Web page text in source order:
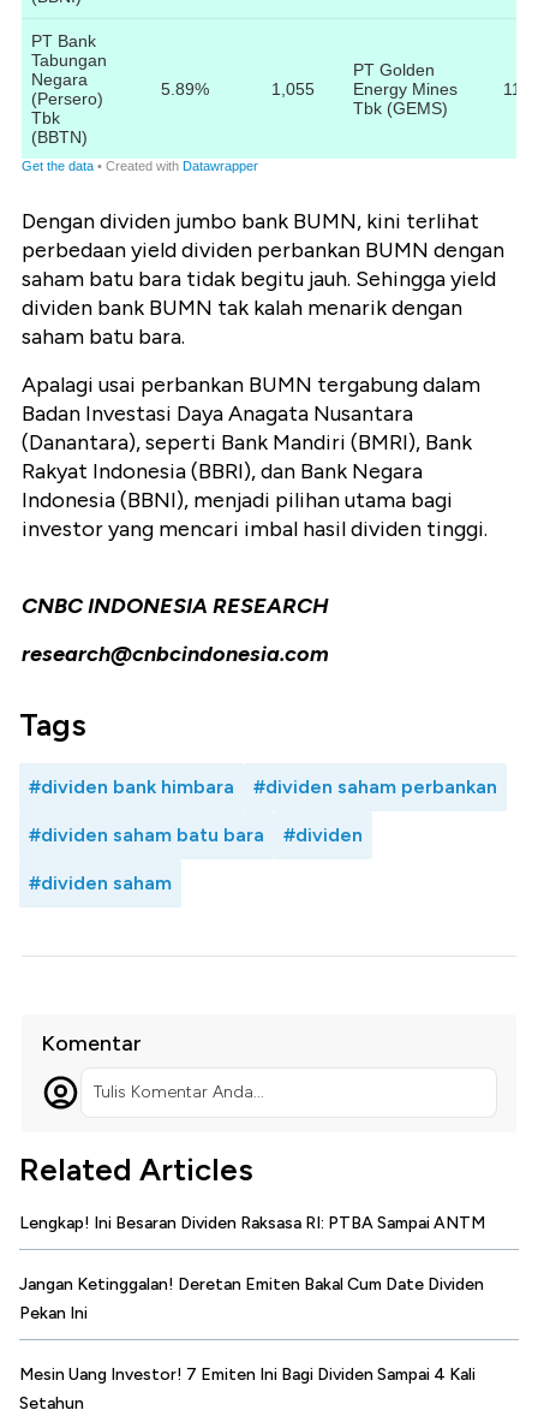
Dengan dividen jumbo bank BUMN, kini terlihat
perbedaan yield dividen perbankan BUMN dengan
saham batu bara tidak begitu jauh. Sehingga yield
dividen bank BUMN tak kalah menarik dengan
saham batu bara.
Apalagi usai perbankan BUMN tergabung dalam
Badan Investasi Daya Anagata Nusantara
(Danantara), seperti Bank Mandiri (BMRI), Bank
Rakyat Indonesia (BBRI), dan Bank Negara
Indonesia (BBNI), menjadi pilihan utama bagi
investor yang mencari imbal hasil dividen tinggi.
CNBC INDONESIA RESEARCH
research@cnbcindonesia.com
Tags
#dividen bank himbara #dividen saham perbankan
#dividen saham batu bara #dividen
#dividen saham
Komentar
Tulis Komentar Anda...
Related Articles
Lengkap! Ini Besaran Dividen Raksasa RI: PTBA Sampai ANTM
Jangan Ketinggalan! Deretan Emiten Bakal Cum Date Dividen
Pekan Ini
Mesin Uang Investor! 7 Emiten Ini Bagi Dividen Sampai 4 Kali
Setahun